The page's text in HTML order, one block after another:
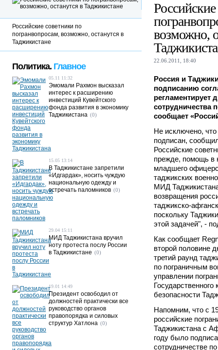
возможно,
22.06.2011, 18:40
Россия и
подписанию
регламентирует
сотрудничества
сообщает
Не исключено,
подписан,
Российские
прежде, помощь в
младшего
таджикских
МИД
возвращения
таджикско-
поскольку
этой задачей", -
Как сообщает
второй половине
третий раунд
по пограничным
управлении
Государственного
безопасности
Напомним, что с
российские
Таджикистана с
году было
сотрудничестве
Российские советники по
погранвопросам, возможно, останутся в
Таджикистане
Политика. Главное
05.11 11:32
Эмомали Рахмон высказал
интерес к расширению
инвестиций Кувейтского
фонда развития в экономику
Таджикистана (0)
15.05 13:14
В Таджикистане запретили
«Идгардак», носить чуждую
национальную одежду и
встречать паломников (0)
29.04 15:11
МИД Таджикистана вручил
ноту протеста послу России
в Таджикистане (0)
19.01 14:49
Президент освободил от
должностей практически все
руководство органов
правопорядка и силовых
структур Хатлона (0)